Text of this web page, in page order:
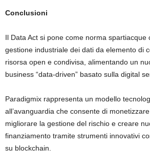
Conclusioni
Il Data Act si pone come norma spartiacque
gestione industriale dei dati da elemento di
risorsa open e condivisa, alimentando un
business “data-driven” basato sulla digital
Paradigmix rappresenta un modello
all’avanguardia che consente di
migliorare la gestione del rischio e creare
finanziamento tramite strumenti innovativi
su blockchain.